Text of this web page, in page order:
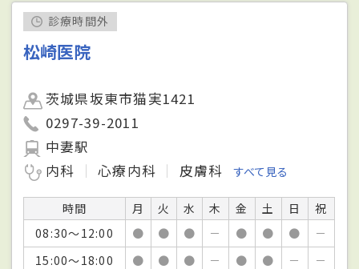
診療時間外
松崎医院
茨城県坂東市猫実1421
0297-39-2011
中妻駅
内科
心療内科 皮膚科 すべて見る
時間 月 火 水 木 金 土 日
祝
08:30～12:00
● ● ● － ● ● ●
－
15:00～18:00
● ● ● － ● ● － －